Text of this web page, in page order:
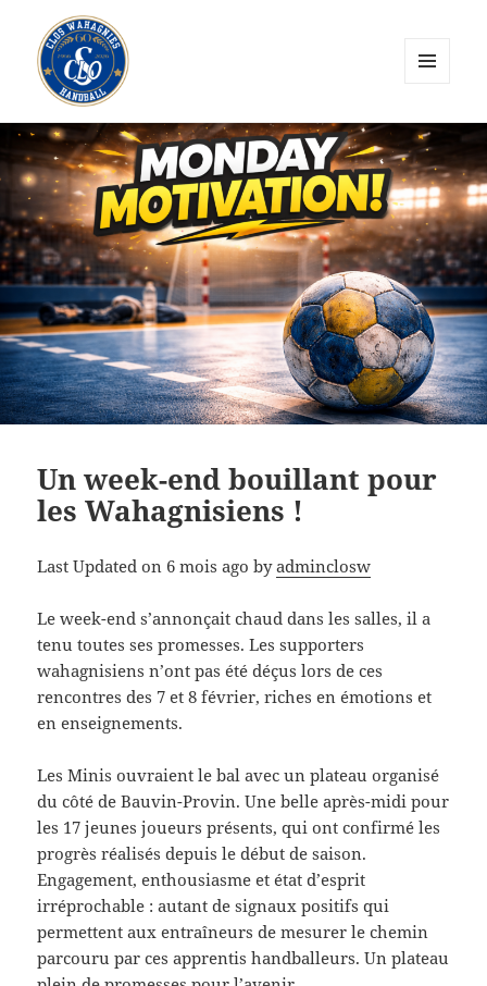
CLOS Wahagnies Handball
WIDGETS
Un week-end bouillant pour
les Wahagnisiens !
Last Updated on 6 mois ago byadminclosw
Le week-end s’annonçait chaud dans les salles, il a
tenu toutes ses promesses. Les supporters
wahagnisiens n’ont pas été déçus lors de ces
rencontres des 7 et 8 février, riches en émotions et
en enseignements.
Les Minis ouvraient le bal avec un plateau organisé
du côté de Bauvin-Provin. Une belle après-midi pour
les 17 jeunes joueurs présents, qui ont confirmé les
progrès réalisés depuis le début de saison.
Engagement, enthousiasme et état d’esprit
irréprochable : autant de signaux positifs qui
permettent aux entraîneurs de mesurer le chemin
parcouru par ces apprentis handballeurs. Un plateau